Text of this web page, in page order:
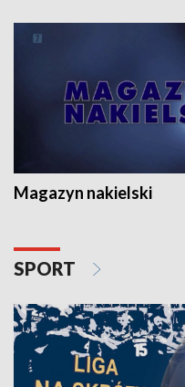
Magazyn nakielski
SPORT